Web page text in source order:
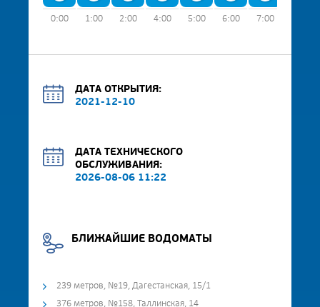
0:00 1:00 2:00 4:00 5:00 6:00 7:00
ДАТА ОТКРЫТИЯ:
2021-12-10
ДАТА ТЕХНИЧЕСКОГО
ОБСЛУЖИВАНИЯ:
2026-08-06 11:22
БЛИЖАЙШИЕ ВОДОМАТЫ
239 метров, №19, Дагестанская, 15/1
376 метров, №158, Таллинская, 14